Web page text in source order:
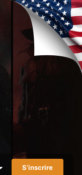
S’inscrire